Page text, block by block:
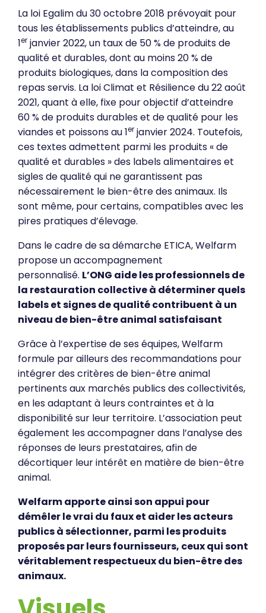
La loi Egalim du 30 octobre 2018 prévoyait pour
tous les établissements publics d’atteindre, au
1er janvier 2022, un taux de 50 % de produits de
qualité et durables, dont au moins 20 % de
produits biologiques, dans la composition des
repas servis. La loi Climat et Résilience du 22 août
2021, quant à elle, fixe pour objectif d’atteindre
60 % de produits durables et de qualité pour les
viandes et poissons au 1er janvier 2024. Toutefois,
ces textes admettent parmi les produits « de
qualité et durables » des labels alimentaires et
sigles de qualité qui ne garantissent pas
nécessairement le bien-être des animaux. Ils
sont même, pour certains, compatibles avec les
pires pratiques d’élevage.
Dans le cadre de sa démarche ETICA, Welfarm
propose un accompagnement
personnalisé. L’ONG aide les professionnels de
la restauration collective à déterminer quels
labels et signes de qualité contribuent à un
niveau de bien-être animal satisfaisant
Grâce à l’expertise de ses équipes, Welfarm
formule par ailleurs des recommandations pour
intégrer des critères de bien-être animal
pertinents aux marchés publics des collectivités,
en les adaptant à leurs contraintes et à la
disponibilité sur leur territoire. L’association peut
également les accompagner dans l’analyse des
réponses de leurs prestataires, afin de
décortiquer leur intérêt en matière de bien-être
animal.
Welfarm apporte ainsi son appui pour
démêler le vrai du faux et aider les acteurs
publics à sélectionner, parmi les produits
proposés par leurs fournisseurs, ceux qui sont
véritablement respectueux du bien-être des
animaux.